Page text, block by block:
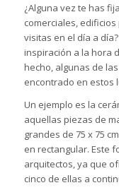
¿Alguna vez te has
comerciales,
visitas en el día a
inspiración a la hora
hecho, algunas de
encontrado en estos
Un ejemplo es la
aquellas piezas de
grandes de 75 x 75
en rectangular. Este
arquitectos, ya que
cinco de ellas a